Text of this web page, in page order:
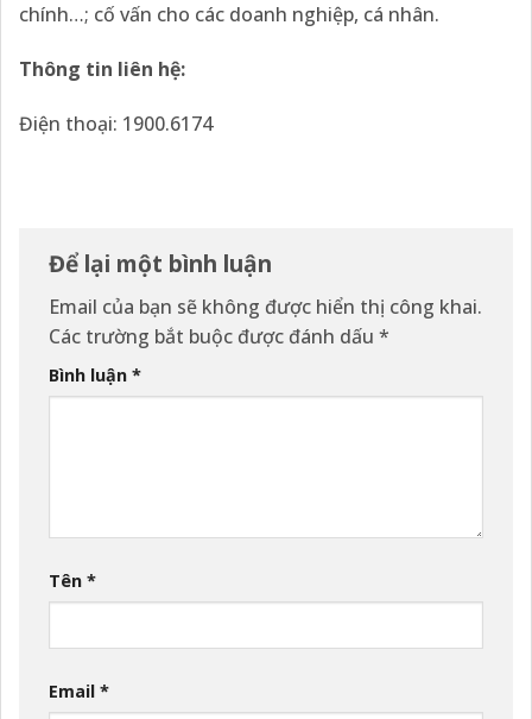
chính…; cố vấn cho các doanh nghiệp, cá nhân.
Thông tin liên hệ:
Điện thoại: 1900.6174
Để lại một bình luận
Email của bạn sẽ không được hiển thị công khai.
Các trường bắt buộc được đánh dấu *
Bình luận *
Tên *
Email *